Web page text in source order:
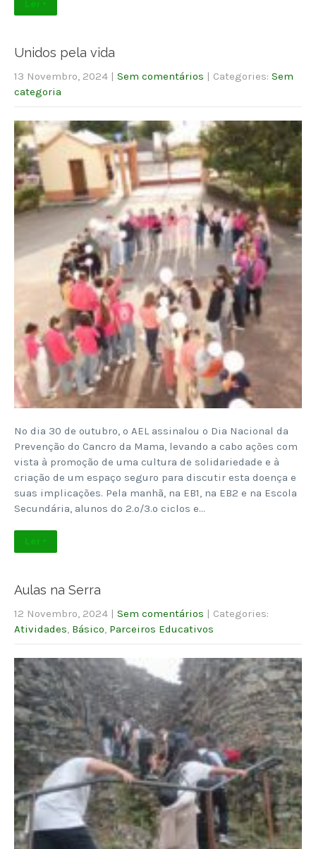
Ler +
Unidos pela vida
13 Novembro, 2024 | Sem comentários | Categories: Sem
categoria
No dia 30 de outubro, o AEL assinalou o Dia Nacional da
Prevenção do Cancro da Mama, levando a cabo ações com
vista à promoção de uma cultura de solidariedade e à
criação de um espaço seguro para discutir esta doença e
suas implicações. Pela manhã, na EB1, na EB2 e na Escola
Secundária, alunos do 2.º/3.º ciclos e…
Ler +
Aulas na Serra
12 Novembro, 2024 | Sem comentários | Categories:
Atividades Básico Parceiros Educativos